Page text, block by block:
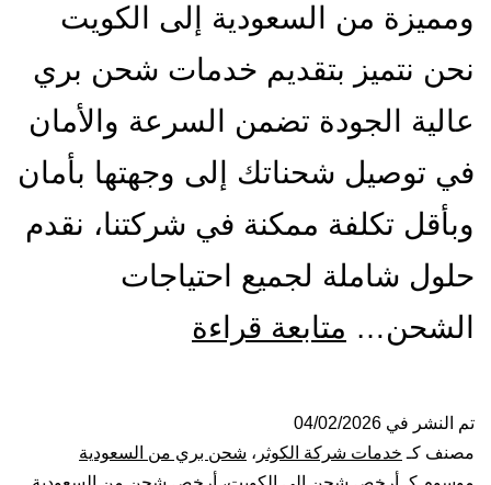
ومميزة من السعودية إلى الكويت
نحن نتميز بتقديم خدمات شحن بري
عالية الجودة تضمن السرعة والأمان
في توصيل شحناتك إلى وجهتها بأمان
وبأقل تكلفة ممكنة في شركتنا، نقدم
حلول شاملة لجميع احتياجات
الشحن… متابعة قراءة
تم النشر في 04/02/2026
مصنف كـ خدمات شركة الكوثر ، شحن بري من السعودية